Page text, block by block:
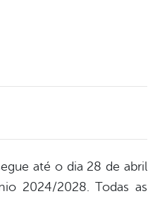
até o dia 28 de abril
2024/2028. Todas as